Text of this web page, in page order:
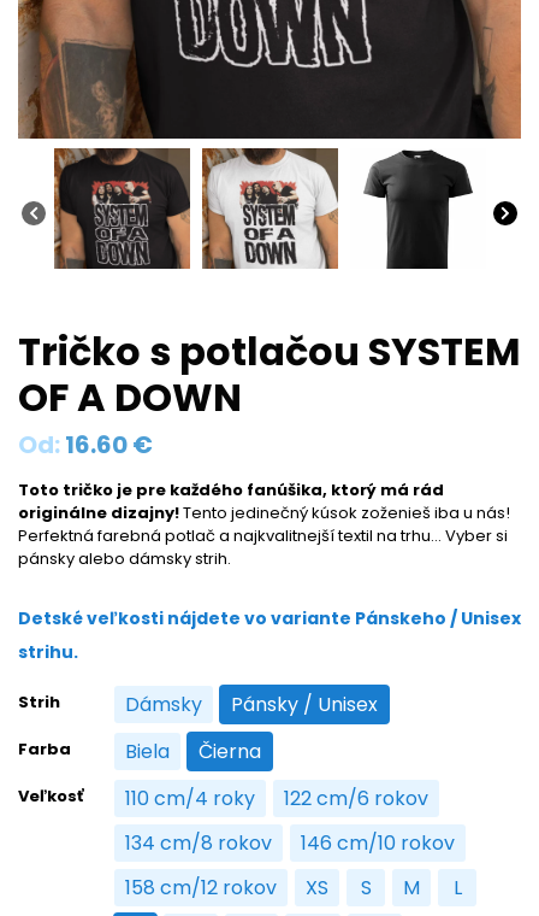
Tričko s potlačou SYSTEM
OF A DOWN
Od:16.60€
Toto tričko je pre každého fanúšika, ktorý má rád
originálne dizajny!Tento jedinečný kúsok zoženieš iba u nás!
Perfektná farebná potlač a najkvalitnejší textil na trhu… Vyber si
pánsky alebo dámsky strih.
Detské veľkosti nájdete vo variante Pánskeho / Unisex
strihu.
Strih Dámsky
Dámsky Pánsky / Unisex
Pánsky / Unisex
Farba Biela
Biela Čierna
Čierna
Veľkosť 110 cm/4 roky
110 cm/4 roky122 cm/6 rokov
122 cm/6 rokov
134 cm/8 rokov
134 cm/8 rokov146 cm/10 rokov
146 cm/10 rokov
158 cm/12 rokov
158 cm/12 rokov
XS
XS S
S M
M LL